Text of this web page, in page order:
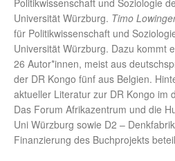
Politikwissenschaft und Soziologie
Universität Würzburg. Timo
für Politikwissenschaft und
Universität Würzburg. Dazu kommt
26 Autor*innen, meist aus
der DR Kongo fünf aus Belgien.
aktueller Literatur zur DR Kongo im
Das Forum Afrikazentrum und die
Uni Würzburg sowie D2 –
Finanzierung des Buchprojekts